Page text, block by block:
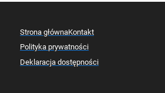
Strona głównaKontakt
Polityka prywatności
Deklaracja dostępności